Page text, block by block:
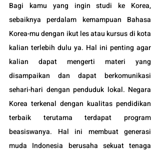
Bagi kamu yang ingin studi ke Korea,
sebaiknya perdalam kemampuan Bahasa
Korea-mu dengan ikut les atau kursus di kota
kalian terlebih dulu ya. Hal ini penting agar
kalian dapat mengerti materi yang
disampaikan dan dapat berkomunikasi
Korea terkenal dengan kualitas pendidikan
terbaik terutama terdapat program
beasiswanya. Hal ini membuat generasi
muda Indonesia berusaha sekuat tenaga